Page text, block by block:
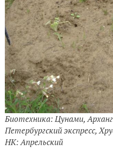
Биотехника: Цунами,
Петербургский экспресс,
НК: Апрельский